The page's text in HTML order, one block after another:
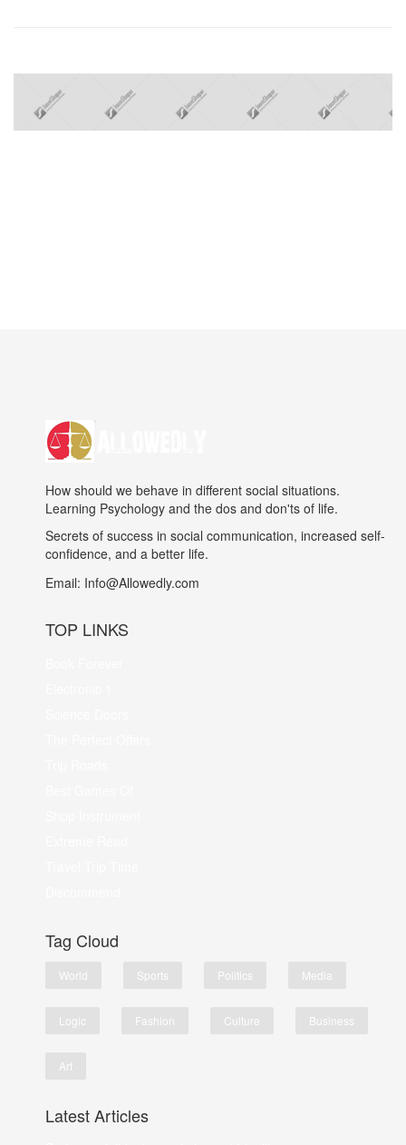
How should we behave in different social situations.
Learning Psychology and the dos and don'ts of life.
Secrets of success in social communication, increased self-
confidence, and a better life.
Email: Info@Allowedly.com
TOP LINKS
Tag Cloud
World Sports Politics Media
Logic Fashion Culture Business
Art
Latest Articles